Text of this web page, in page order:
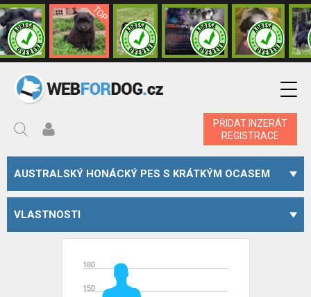
PŘIDAT INZERÁT
REGISTRACE
AUSTRALSKÝ HONÁCKÝ PES S KRÁTKÝM OCASEM
VLASTNOSTI